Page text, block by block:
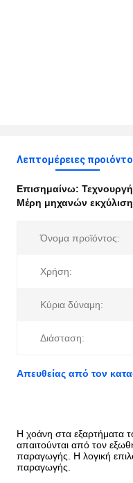
Λεπτομέρειες
Επισημαίνω:
Μέρη μηχανών
Όνομα προϊόντος:
Χρήση:
Κύρια δύναμη:
Διάσταση:
Απευθείας από τον
Η χοάνη στα εξαρτήματα
απαιτούνται από τον
παραγωγής. Η λογική
παραγωγής.